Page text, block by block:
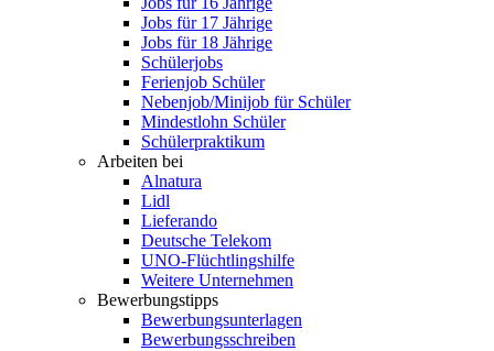
Jobs für 17 Jährige
Jobs für 18 Jährige
Schülerjobs
Ferienjob Schüler
Nebenjob/Minijob für Schüler
Mindestlohn Schüler
Schülerpraktikum
Arbeiten bei
Alnatura
Lidl
Lieferando
Deutsche Telekom
UNO-Flüchtlingshilfe
Weitere Unternehmen
Bewerbungstipps
Bewerbungsunterlagen
Bewerbungsschreiben